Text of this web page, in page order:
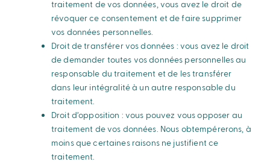
traitement de vos données, vous avez le droit de
révoquer ce consentement et de faire supprimer
vos données personnelles.
Droit de transférer vos données : vous avez le droit
de demander toutes vos données personnelles au
responsable du traitement et de les transférer
dans leur intégralité à un autre responsable du
traitement.
Droit d’opposition : vous pouvez vous opposer au
traitement de vos données. Nous obtempérerons, à
moins que certaines raisons ne justifient ce
traitement.